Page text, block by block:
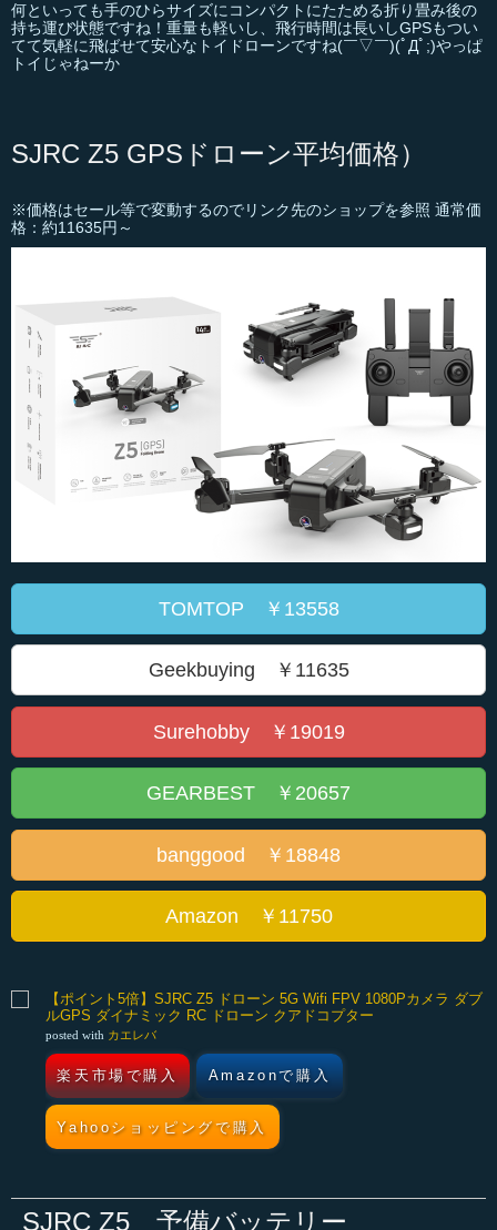
何といっても手のひらサイズにコンパクトにたためる折り畳み後の
持ち運び状態ですね！重量も軽いし、飛行時間は長いしGPSもつい
てて気軽に飛ばせて安心なトイドローンですね(￣▽￣)(ﾟДﾟ;)やっぱ
トイじゃねーか
SJRC Z5 GPSドローン平均価格）
※価格はセール等で変動するのでリンク先のショップを参照 通常価
格：約11635円～
TOMTOP ￥13558
Geekbuying ￥11635
Surehobby ￥19019
GEARBEST ￥20657
banggood ￥18848
Amazon ￥11750
【ポイント5倍】SJRC Z5 ドローン 5G Wifi FPV 1080Pカメラ ダブ
ルGPS ダイナミック RC ドローン クアドコプター
posted with カエレバ
楽天市場で購入 Amazonで購入
Yahooショッピングで購入
SJRC Z5 予備バッテリー